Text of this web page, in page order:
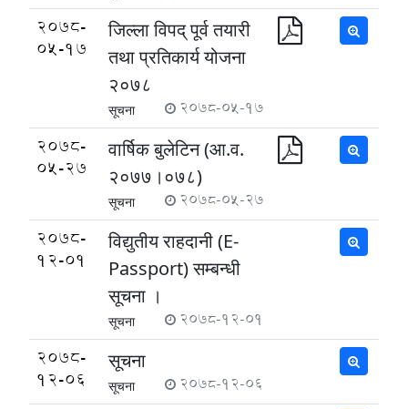
2078-
05-17
जिल्ला विपद् पूर्व तयारी
तथा प्रतिकार्य योजना
२०७८
सूचना 2078-05-17
2078-
05-27
वार्षिक बुलेटिन (आ.व.
२०७७।०७८)
सूचना 2078-05-27
2078-
12-01
विद्युतीय राहदानी (E-
Passport) सम्बन्धी
सूचना ।
सूचना 2078-12-01
2078-
12-06
सूचना
सूचना 2078-12-06